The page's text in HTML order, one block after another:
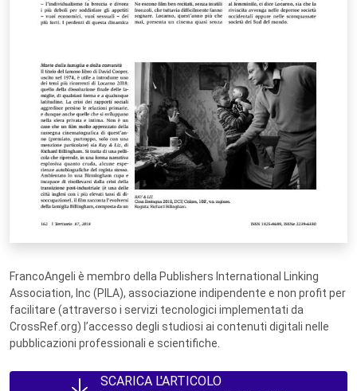
FrancoAngeli è membro della Publishers International Linking
Association, Inc (PILA), associazione indipendente e non profit per
facilitare (attraverso i servizi tecnologici implementati da
CrossRef.org) l’accesso degli studiosi ai contenuti digitali nelle
pubblicazioni professionali e scientifiche.
SCARICA L'ARTICOLO